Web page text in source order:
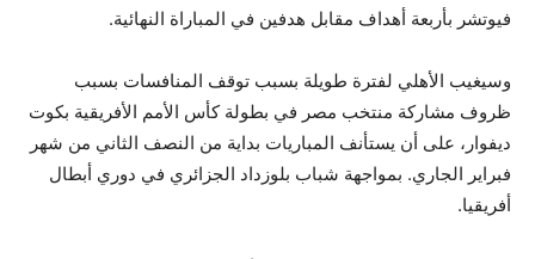
فيوتشر بأربعة أهداف مقابل هدفين في المباراة النهائية.
وسيغيب الأهلي لفترة طويلة بسبب توقف المنافسات بسبب
ظروف مشاركة منتخب مصر في بطولة كأس الأمم الأفريقية بكوت
ديفوار، على أن يستأنف المباريات بداية من النصف الثاني من شهر
فبراير الجاري. بمواجهة شباب بلوزداد الجزائري في دوري أبطال
أفريقيا.